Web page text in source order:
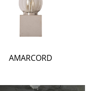
AMARCORD